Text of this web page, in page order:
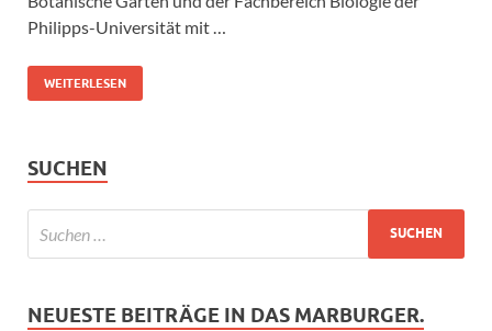
Philipps-Universität mit …
WEITERLESEN
SUCHEN
NEUESTE BEITRÄGE IN DAS MARBURGER.